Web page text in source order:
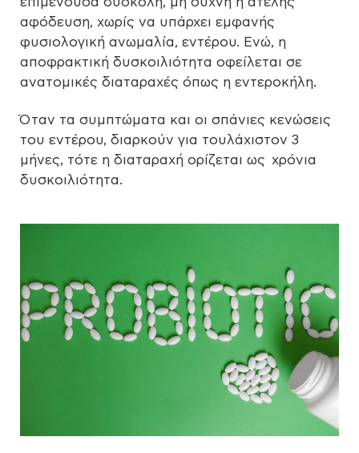
αφόδευση, χωρίς να υπάρχει εμφανής
φυσιολογική ανωμαλία, εντέρου. Ενώ, η
αποφρακτική δυσκοιλιότητα οφείλεται σε
ανατομικές διαταραχές όπως η εντεροκήλη.
Όταν τα συμπτώματα και οι σπάνιες κενώσεις
του εντέρου, διαρκούν για τουλάχιστον 3
μήνες, τότε η διαταραχή ορίζεται ως χρόνια
δυσκοιλιότητα.